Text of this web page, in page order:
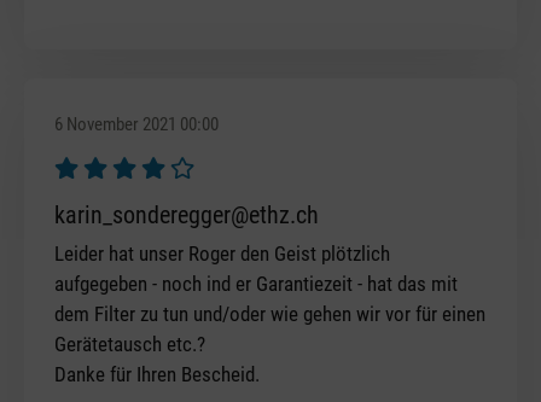
6 November 2021 00:00
Review with rating of 4 out of 5 stars
karin_sonderegger@ethz.ch
Leider hat unser Roger den Geist plötzlich
aufgegeben - noch ind er Garantiezeit - hat das mit
dem Filter zu tun und/oder wie gehen wir vor für einen
Gerätetausch etc.?
Danke für Ihren Bescheid.